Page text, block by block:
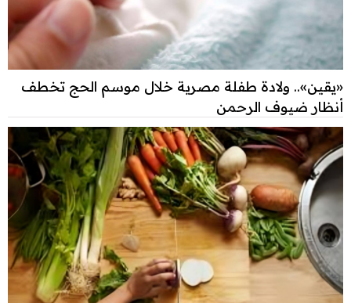
«يقين».. ولادة طفلة مصرية خلال موسم الحج تخطف
أنظار ضيوف الرحمن